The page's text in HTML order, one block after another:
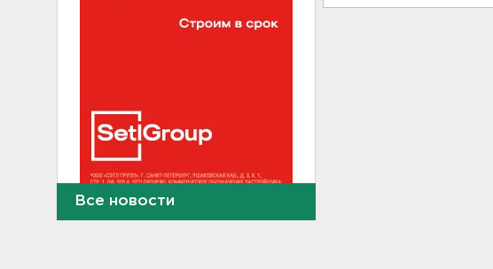
В Сланцах почти два месяца
Все новости